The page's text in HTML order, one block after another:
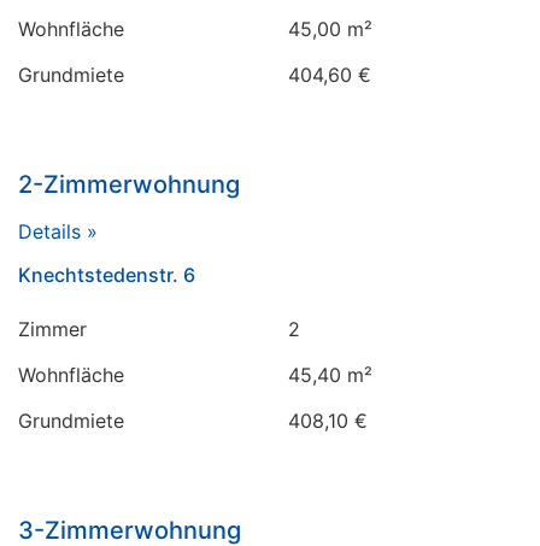
Wohnfläche
45,00 m²
Grundmiete
404,60 €
2-Zimmerwohnung
Details »
Knechtstedenstr. 6
Zimmer
2
Wohnfläche
45,40 m²
Grundmiete
408,10 €
3-Zimmerwohnung